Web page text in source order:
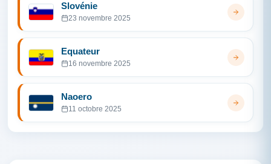
Slovénie
23 novembre 2025
Equateur
16 novembre 2025
Naoero
11 octobre 2025